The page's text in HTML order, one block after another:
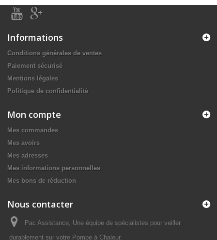
Informations
Conditions générales de ventes
Paiement sécurisé
Mentions légales
Politique de confidentialité
Mon compte
Mes commandes
Mes avoirs
Mes adresses
Mes informations personnelles
Mes bons de réduction
Nous contacter
Pac Assistance, Une équipe de spécialistes pour veiller
durablement sur votre Pompe à Chaleur.